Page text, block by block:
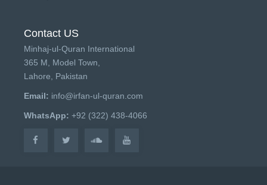
Contact US
Minhaj-ul-Quran International
365 M, Model Town,
Lahore, Pakistan
Email: info@irfan-ul-quran.com
WhatsApp: +92 (322) 438-4066